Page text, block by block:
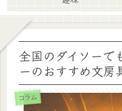
全国のダイソーで
ーのおすすめ文房
コラム